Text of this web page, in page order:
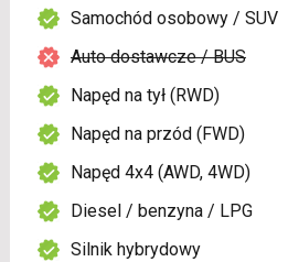
Samochód osobowy / SUV
Auto dostawcze / BUS
Napęd na tył (RWD)
Napęd na przód (FWD)
Napęd 4x4 (AWD, 4WD)
Diesel / benzyna / LPG
Silnik hybrydowy